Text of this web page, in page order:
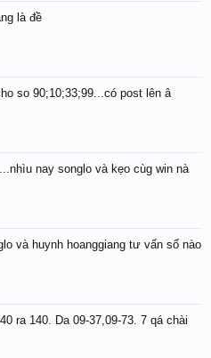
là đề
so 90;10;33;99...có post lên â
nay songlo và kẹo cùg win nà
và huynh hoanggiang tư vấn số nào
ra 140. Da 09-37,09-73. 7 qá chài